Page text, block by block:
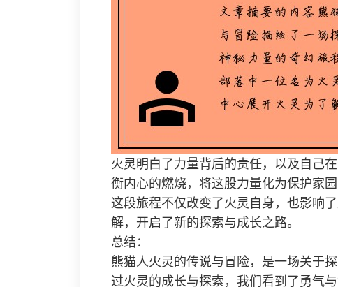
火灵明白了力量背后的责任，以及自己
衡内心的燃烧，将这股力量化为保护家园
这段旅程不仅改变了火灵自身，也影响
解，开启了新的探索与成长之路。
总结：
熊猫人火灵的传说与冒险，是一场关于
过火灵的成长与探索，我们看到了勇气